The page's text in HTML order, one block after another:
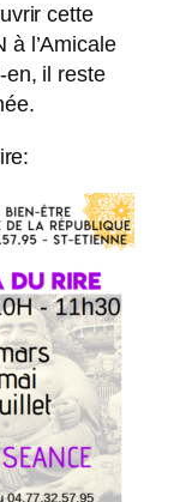
cette
à l’Amicale
en, il reste